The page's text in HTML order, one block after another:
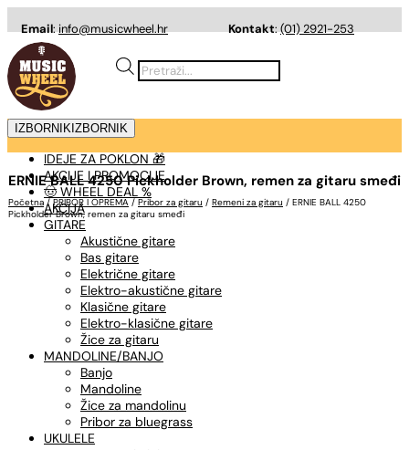
Email:info@musicwheel.hr Kontakt:(01) 2921-253
Products
search
IZBORNIK IZBORNIK
IDEJE ZA POKLON 🎁
AKCIJE I PROMOCIJE
🤠 WHEEL DEAL %
AKCIJA
GITARE
Akustične gitare
Bas gitare
Električne gitare
Elektro-akustične gitare
Klasične gitare
Elektro-klasične gitare
Žice za gitaru
MANDOLINE/BANJO
Banjo
Mandoline
Žice za mandolinu
Pribor za bluegrass
UKULELE
ERNIE BALL 4250 Pickholder Brown, remen za gitaru smeđi
Početna / PRIBOR I OPREMA / Pribor za gitaru / Remeni za gitaru / ERNIE BALL 4250
Pickholder Brown, remen za gitaru smeđi